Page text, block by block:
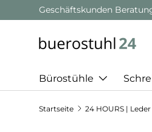
Direkt zum Inhalt
Geschäftskunden
Bürostühle
Startseite 24 HOURS |